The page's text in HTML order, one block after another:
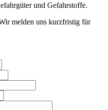
und Gefahrstoffe.
melden uns kurzfristig für